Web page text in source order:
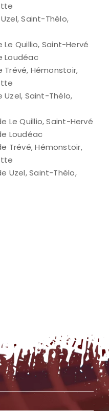
Saint-Thélo,
Quillio, Saint-Hervé
Loudéac
Trévé, Hémonstoir,
Saint-Thélo,
Le Quillio, Saint-Hervé
Loudéac
Trévé, Hémonstoir,
Uzel, Saint-Thélo,